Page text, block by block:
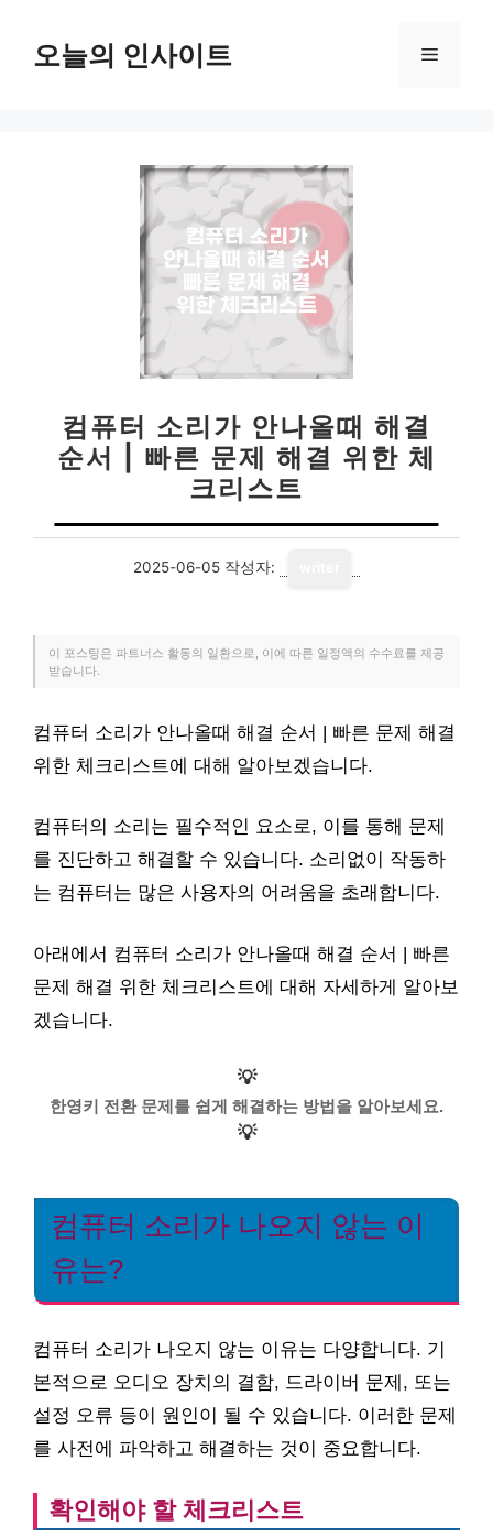
오늘의 인사이트 메
컴퓨터 소리가 안나올때 해결
순서 | 빠른 문제 해결 위한 체
크리스트
2025-06-05 작성자:
이 포스팅은 파트너스 활동의 일환으로, 이에 따른 일정액의 수수료를 제공
받습니다.
컴퓨터 소리가 안나올때 해결 순서 | 빠른 문제 해결
위한 체크리스트에 대해 알아보겠습니다.
컴퓨터의 소리는 필수적인 요소로, 이를 통해 문제
를 진단하고 해결할 수 있습니다. 소리없이 작동하
는 컴퓨터는 많은 사용자의 어려움을 초래합니다.
아래에서 컴퓨터 소리가 안나올때 해결 순서 | 빠른
문제 해결 위한 체크리스트에 대해 자세하게 알아보
겠습니다.
💡
한영키 전환 문제를 쉽게 해결하는 방법을 알아보세요.
💡
컴퓨터 소리가 나오지 않는 이
유는?
컴퓨터 소리가 나오지 않는 이유는 다양합니다. 기
본적으로 오디오 장치의 결함, 드라이버 문제, 또는
설정 오류 등이 원인이 될 수 있습니다. 이러한 문제
를 사전에 파악하고 해결하는 것이 중요합니다.
확인해야 할 체크리스트